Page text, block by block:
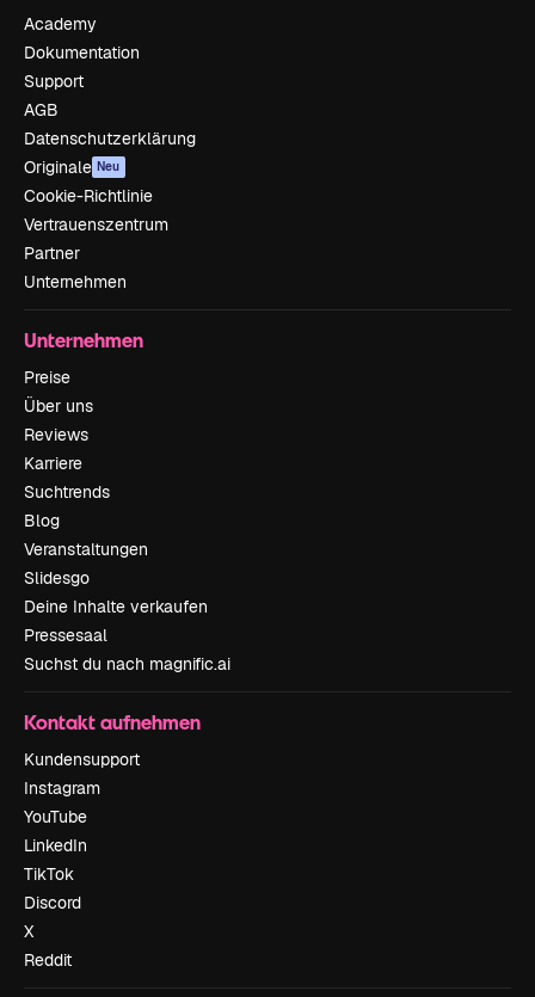
Academy
Dokumentation
Support
AGB
Datenschutzerklärung
Originale Neu
Cookie-Richtlinie
Vertrauenszentrum
Partner
Unternehmen
Unternehmen
Preise
Über uns
Reviews
Karriere
Suchtrends
Blog
Veranstaltungen
Slidesgo
Deine Inhalte verkaufen
Pressesaal
Suchst du nach magnific.ai
Kontakt aufnehmen
Kundensupport
Instagram
YouTube
LinkedIn
TikTok
Discord
X
Reddit